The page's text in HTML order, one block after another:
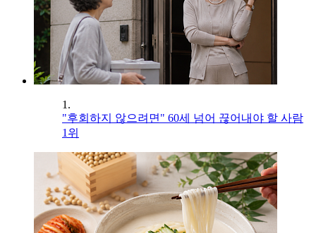
1.
"후회하지 않으려면" 60세 넘어 끊어내야 할 사람
1위